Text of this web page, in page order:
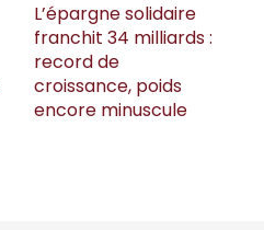
L’épargne solidaire
franchit 34 milliards :
record de
croissance, poids
encore minuscule